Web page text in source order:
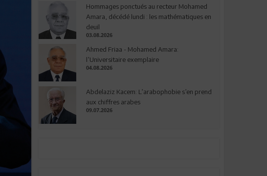
Hommages ponctués au recteur Mohamed
Amara, décédé lundi : les mathématiques en
deuil
03.08.2026
Ahmed Friaa - Mohamed Amara:
l’Universitaire exemplaire
04.08.2026
Abdelaziz Kacem: L’arabophobie s’en prend
aux chiffres arabes
09.07.2026